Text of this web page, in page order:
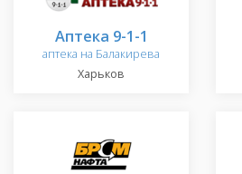
Аптека 9-1-1
аптека на Балакирева
Харьков